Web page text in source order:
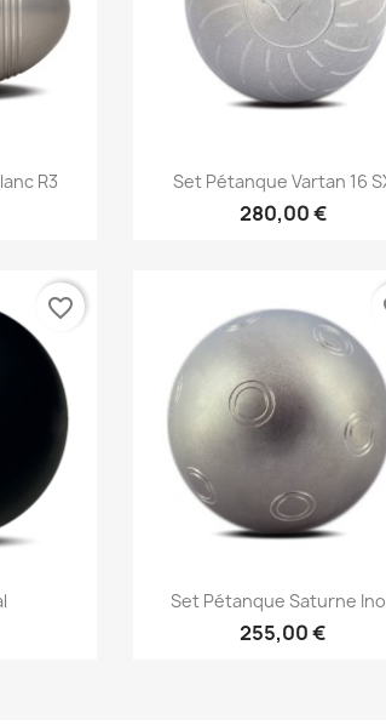
R3 Aperçu rapide
Set Pétanque Vartan 16
280,00 €
favorite_border
Aperçu rapide
Set Pétanque Saturne
255,00 €